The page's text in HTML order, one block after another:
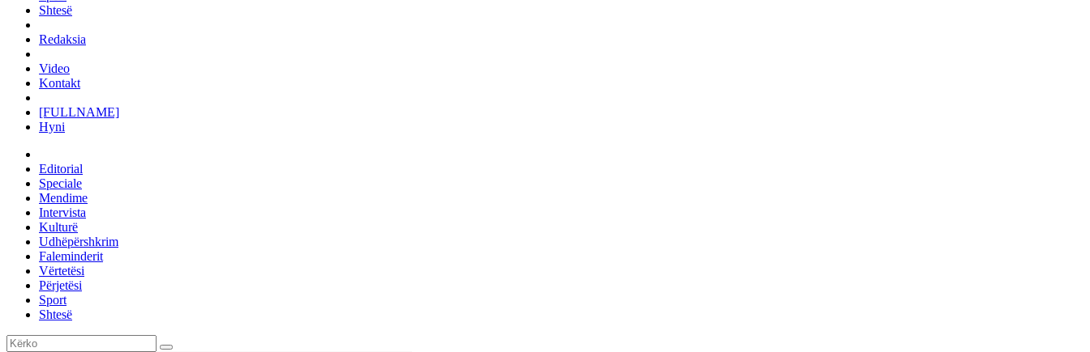
Shtesë
Redaksia
Video
Kontakt
[FULLNAME]
Hyni
Editorial
Speciale
Mendime
Intervista
Kulturë
Udhëpërshkrim
Faleminderit
Vërtetësi
Përjetësi
Sport
Shtesë